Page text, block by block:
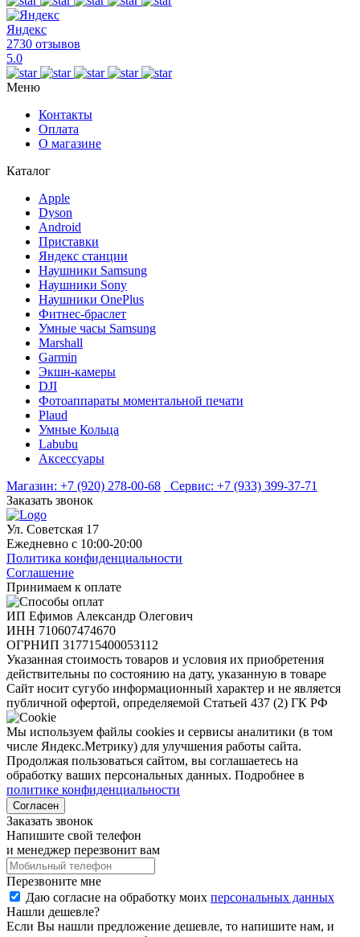
Яндекс
2730 отзывов
5.0
Меню
Контакты
Оплата
О магазине
Каталог
Apple
Dyson
Android
Приставки
Яндекс станции
Наушники Samsung
Наушники Sony
Наушники OnePlus
Фитнес-браслет
Умные часы Samsung
Marshall
Garmin
Экшн-камеры
DJI
Фотоаппараты моментальной печати
Plaud
Умные Кольца
Labubu
Аксессуары
Магазин: +7 (920) 278-00-68 Сервис: +7 (933) 399-37-71
Заказать звонок
Ул. Советская 17
Ежедневно с 10:00-20:00
Политика конфиденциальности
Соглашение
Принимаем к оплате
ИП Ефимов Александр Олегович
ИНН 710607474670
ОГРНИП 317715400053112
Указанная стоимость товаров и условия их приобретения
действительны по состоянию на дату, указанную в товаре
Сайт носит сугубо информационный характер и не является
публичной офертой, определяемой Статьей 437 (2) ГК РФ
Мы используем файлы cookies и сервисы аналитики (в том
числе Яндекс.Метрику) для улучшения работы сайта.
Продолжая пользоваться сайтом, вы соглашаетесь на
обработку ваших персональных данных. Подробнее в
политике конфиденциальности
Согласен
Заказать звонок
Напишите свой телефон
и менеджер перезвонит вам
Перезвоните мне
Даю согласие на обработку моих персональных данных
Нашли дешевле?
Если Вы нашли предложение дешевле, то напишите нам, и